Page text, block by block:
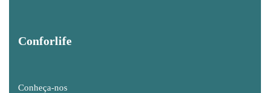
Conforlife
Conheça-nos